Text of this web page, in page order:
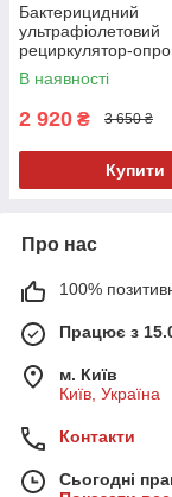
Бактерицидний
ультрафіолетовий
рециркулятор-
в 1 LF-ZBAP001
В наявності
2 920 ₴ 3 650 ₴
Купити
Про нас
100%
Працює з
м. Київ
Київ, Україна
Контакти
Сьогодні